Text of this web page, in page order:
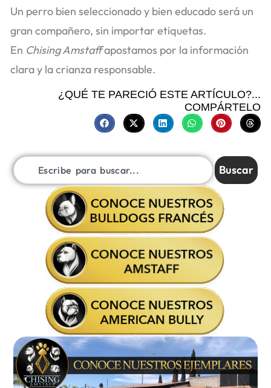
Un perro bien seleccionado y bien educado será un
gran compañero, sin importar etiquetas.
En Chising Amstaffapostamos por la información
clara y la crianza responsable.
¿QUÉ TE PARECIÓ ESTE ARTÍCULO?...
COMPÁRTELO
Buscar